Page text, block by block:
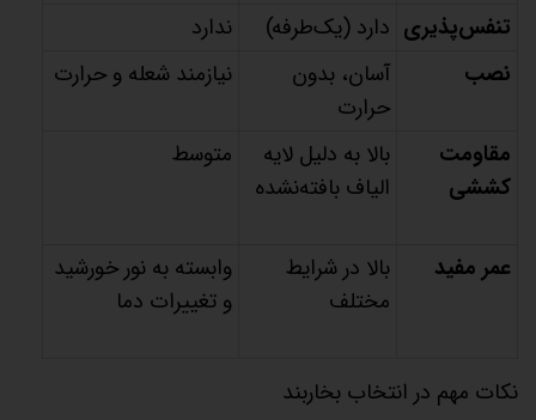
تنفس‌پذیری دارد (یک‌طرفه)
ندارد
نصب
آسان، بدون
حرارت
نیازمند شعله و حرارت
مقاومت
کششی
بالا به دلیل لایه
الیاف بافته‌نشده
متوسط
عمر مفید
بالا در شرایط
مختلف
وابسته به نور خورشید
و تغییرات دما
نکات مهم در انتخاب بخاربند